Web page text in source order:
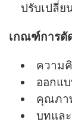
ปรับเปลี่ย
เกณฑ์การตั
ความ
ออกแ
คุณภา
บทแล